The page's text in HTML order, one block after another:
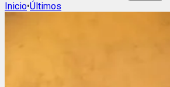
Inicio•Últimos